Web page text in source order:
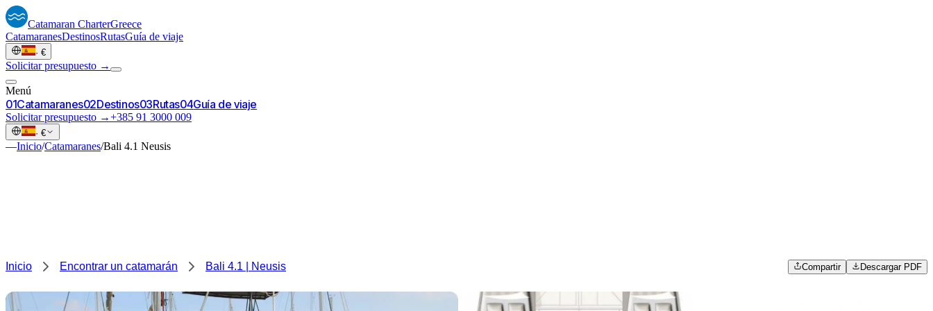
Catamaran CharterGreece
CatamaranesDestinosRutasGuía de viaje
· €
Solicitar presupuesto →
Menú
01Catamaranes02Destinos03Rutas04Guía de viaje
Solicitar presupuesto →+385 91 3000 009
· €
—Inicio/Catamaranes/Bali 4.1 Neusis
Inicio Encontrar un catamarán Bali 4.1 | Neusis Compartir Descargar PDF